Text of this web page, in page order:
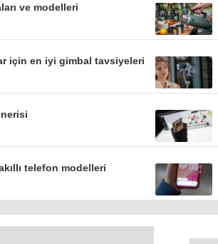
ve modelleri
için en iyi gimbal tavsiyeleri
telefon modelleri